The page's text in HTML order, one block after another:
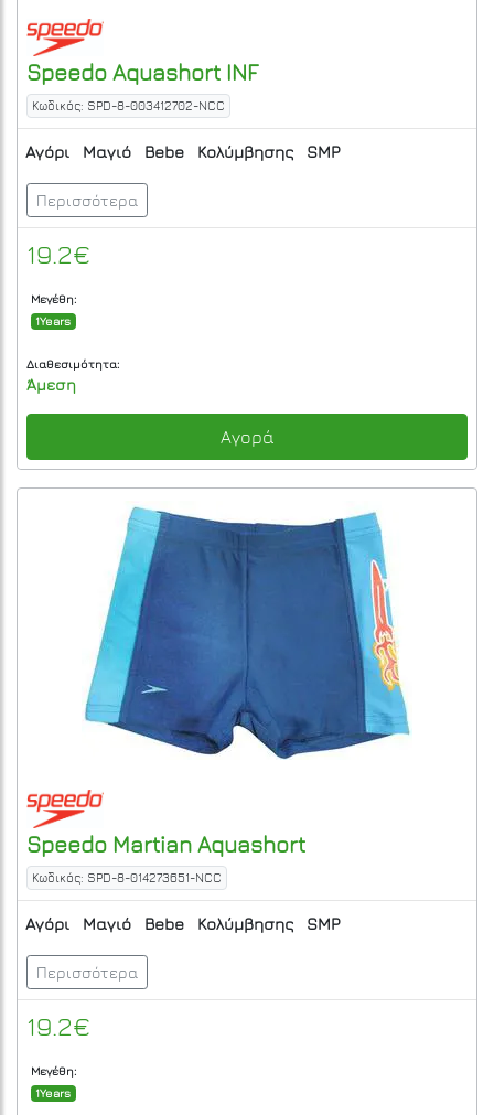
Speedo Aquashort INF
Κωδικός: SPD-8-003412702-NCC
Αγόρι Μαγιό Bebe Κολύμβησης SMP
Περισσότερα
19.2€
Μεγέθη:
1Years
Διαθεσιμότητα:
Άμεση
Αγορά
Speedo Martian Aquashort
Κωδικός: SPD-8-014273651-NCC
Αγόρι Μαγιό Bebe Κολύμβησης SMP
Περισσότερα
19.2€
Μεγέθη:
1Years